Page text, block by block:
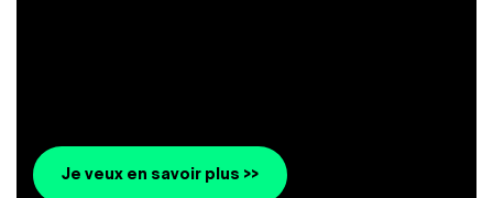
Je veux en savoir plus >>